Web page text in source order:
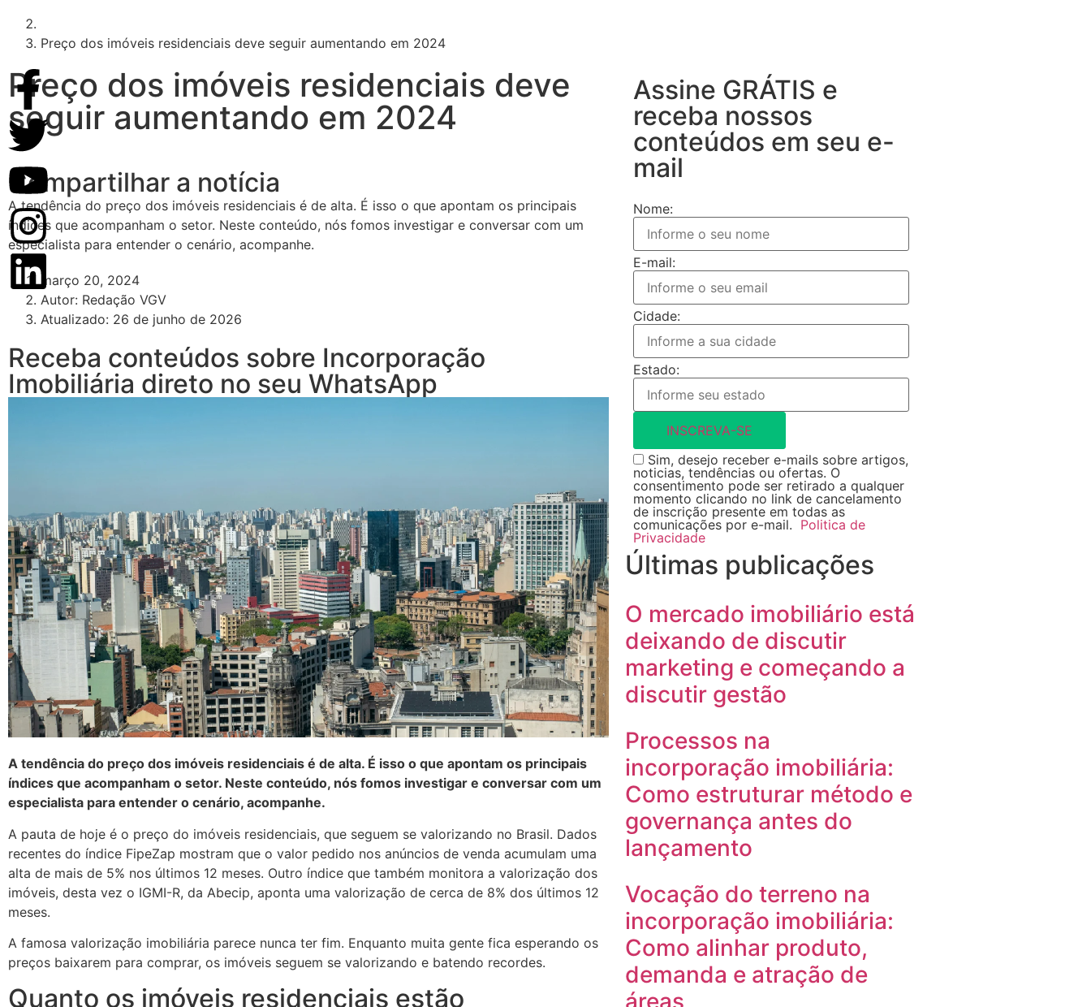
Preço dos imóveis residenciais deve seguir aumentando em 2024
Preço dos imóveis residenciais deve
seguir aumentando em 2024
Compartilhar a notícia
A tendência do preço dos imóveis residenciais é de alta. É isso o que apontam os principais
índices que acompanham o setor. Neste conteúdo, nós fomos investigar e conversar com um
especialista para entender o cenário, acompanhe.
março 20, 2024
Autor: Redação VGV
Atualizado: 26 de junho de 2026
Receba conteúdos sobre Incorporação
Imobiliária direto no seu WhatsApp
A tendência do preço dos imóveis residenciais é de alta. É isso o que apontam os principais
índices que acompanham o setor. Neste conteúdo, nós fomos investigar e conversar com um
especialista para entender o cenário, acompanhe.
A pauta de hoje é o preço do imóveis residenciais, que seguem se valorizando no Brasil. Dados
recentes do índice FipeZap mostram que o valor pedido nos anúncios de venda acumulam uma
alta de mais de 5% nos últimos 12 meses. Outro índice que também monitora a valorização dos
imóveis, desta vez o IGMI-R, da Abecip, aponta uma valorização de cerca de 8% dos últimos 12
meses.
A famosa valorização imobiliária parece nunca ter fim. Enquanto muita gente fica esperando os
preços baixarem para comprar, os imóveis seguem se valorizando e batendo recordes.
Quanto os imóveis residenciais estão
Assine GRÁTIS e
receba nossos
conteúdos em seu e-
mail
Nome:
E-mail:
Cidade:
Estado:
INSCREVA-SE
Sim, desejo receber e-mails sobre artigos,
noticias, tendências ou ofertas. O
consentimento pode ser retirado a qualquer
momento clicando no link de cancelamento
de inscrição presente em todas as
comunicações por e-mail. Politica de
Privacidade
Últimas publicações
O mercado imobiliário está
deixando de discutir
marketing e começando a
discutir gestão
Processos na
incorporação imobiliária:
Como estruturar método e
governança antes do
lançamento
Vocação do terreno na
incorporação imobiliária:
Como alinhar produto,
demanda e atração de
áreas